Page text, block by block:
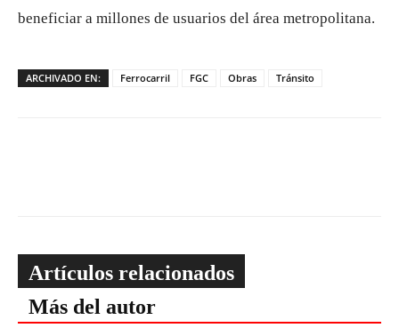
beneficiar a millones de usuarios del área metropolitana.
ARCHIVADO EN: Ferrocarril FGC Obras Tránsito
Artículos relacionados
Más del autor